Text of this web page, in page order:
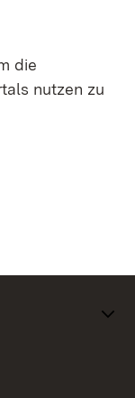
die
nutzen zu